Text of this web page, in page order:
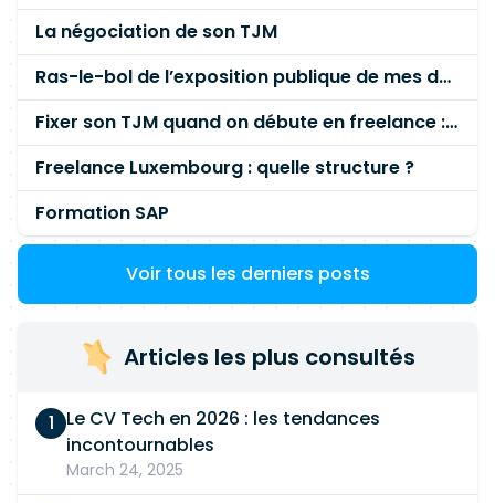
La négociation de son TJM
Ras-le-bol de l’exposition publique de mes données personnelles liées à mon entreprise
Fixer son TJM quand on débute en freelance : la méthode mathématique (et pas au feeling) 🛑
Freelance Luxembourg : quelle structure ?
Formation SAP
Voir tous les derniers posts
Articles les plus consultés
Le CV Tech en 2026 : les tendances
incontournables
March 24, 2025